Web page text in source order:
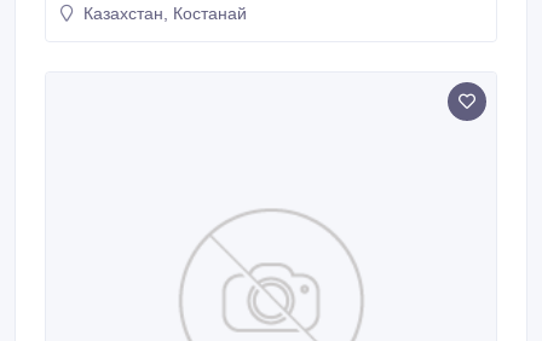
Казахстан, Костанай